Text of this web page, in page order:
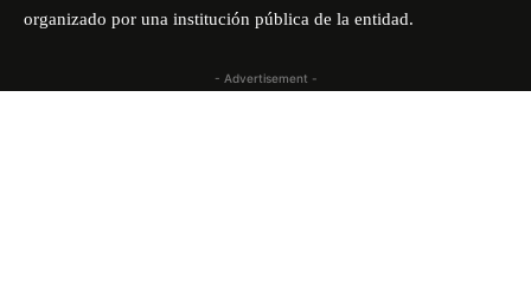
organizado por una institución pública de la entidad.
- Advertisement -